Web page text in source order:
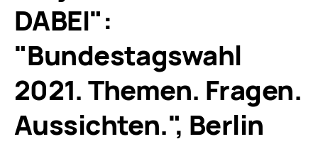
DABEI":
"Bundestagswahl
2021. Themen. Fragen.
Aussichten.", Berlin